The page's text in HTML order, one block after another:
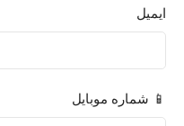
ایمیل
📱 شماره موبایل